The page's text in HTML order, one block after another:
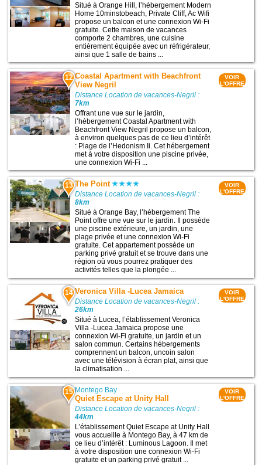
Situé à Orange Hill, l’hébergement Modern
Home 10minstobeach, Private Cliff, Ac Wifi
propose un balcon et une connexion Wi-Fi
gratuite. Cette maison de vacances
comporte 2 chambres, une cuisine
entièrement équipée avec un réfrigérateur,
ainsi que 1 salle de bains ...
12 Coastal Apartment with Beachfront
View Negril
Distance Location de vacances-Negril :
7km
Offrant une vue sur le jardin,
l’hébergement Coastal Apartment with
Beachfront View Negril propose un balcon,
à environ quelques pas de ce lieu d’intérêt
: Plage de l’Hedonism Ii. Cet hébergement
met à votre disposition une piscine privée,
une connexion Wi-Fi ...
VOIR
L'OFFRE
13 The Point
Distance Location de vacances-Negril :
8km
Situé à Orange Bay, l’hébergement The
Point offre une vue sur le jardin. Il possède
une piscine extérieure, un jardin, une
plage privée et une connexion Wi-Fi
gratuite. Cet appartement possède un
parking privé gratuit et se trouve dans une
région où vous pourrez pratiquer des
activités telles que la plongée ...
VOIR
L'OFFRE
14 Veronica Villa -Lucea Jamaica
Distance Location de vacances-Negril :
26km
Situé à Lucea, l’établissement Veronica
Villa -Lucea Jamaica propose une
connexion Wi-Fi gratuite, un jardin et un
salon commun. Certains hébergements
comprennent un balcon, uncoin salon
avec une télévision à écran plat, ainsi que
la climatisation ...
VOIR
L'OFFRE
15 Montego Bay
Quiet Escape at Unity Hall
Distance Location de vacances-Negril :
44km
L’établissement Quiet Escape at Unity Hall
vous accueille à Montego Bay, à 47 km de
ce lieu d’intérêt : Luminous Lagoon. Il met
à votre disposition une connexion Wi-Fi
gratuite et un parking privé gratuit ...
VOIR
L'OFFRE